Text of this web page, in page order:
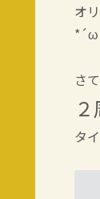
オ
さ
タ